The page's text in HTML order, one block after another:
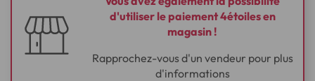
d'utiliser le paiement 4étoiles en
magasin !
Rapprochez-vous d'un vendeur pour plus
d'informations